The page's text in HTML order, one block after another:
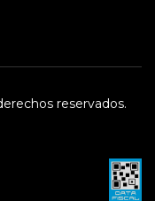
reservados.